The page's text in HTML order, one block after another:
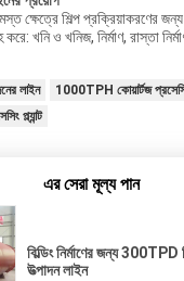
ক্ষেত্রে শিল্প প্রক্রিয়াকরণের
খনি ও খনিজ, নির্মাণ, রাস্তা
লাইন
1000TPH কোয়ার্টজ প্রসেসিং
প্ল্যান্ট
এর সেরা মূল্য পান
বিল্ডিং নির্মাণের জন্য
উত্পাদন লাইন